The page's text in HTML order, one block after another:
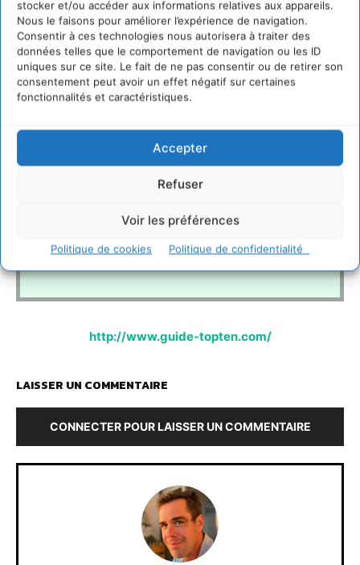
stocker et/ou accéder aux informations relatives aux appareils.
Nous le faisons pour améliorer l’expérience de navigation.
Consentir à ces technologies nous autorisera à traiter des
données telles que le comportement de navigation ou les ID
uniques sur ce site. Le fait de ne pas consentir ou de retirer son
consentement peut avoir un effet négatif sur certaines
fonctionnalités et caractéristiques.
Accepter
Refuser
Voir les préférences
Politique de cookies Politique de confidentialité
elle seule (usage maintenance et fuites) est
responsable d’une augmentation de 10 à 15% de ses
rejets annuels de gaz à effet de serre.
Or, en 2003, 3 véhicules neufs vendus sur 4 en étaient
Ce chiffre pourrait atteindre 9 sur 10 en 2010.
Cette évolution modifie rapidement le parc automobile
français, européen et même mondial. En 2010, deux
d’une climatisation. En 2020, cette proportion sera
vraisemblablement de neuf véhicules sur dix. Source :
http://www.guide-topten.com/
LAISSER UN COMMENTAIRE
CONNECTER POUR LAISSER UN COMMENTAIRE